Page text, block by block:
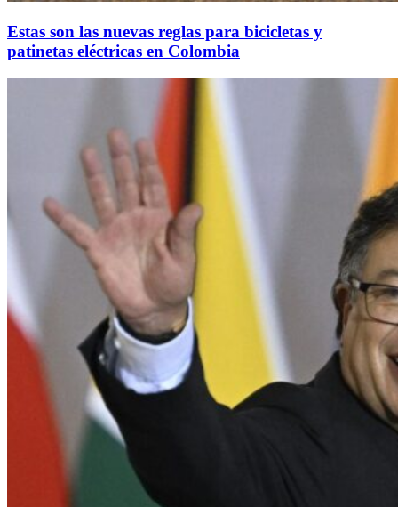
Estas son las nuevas reglas para bicicletas y
patinetas eléctricas en Colombia